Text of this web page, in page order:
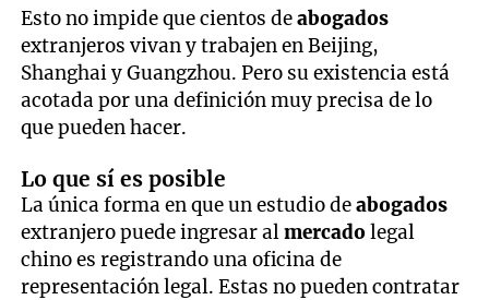
Esto no impide que cientos deabogados
extranjeros vivan y trabajen en Beijing,
Shanghai y Guangzhou. Pero su existencia está
acotada por una definición muy precisa de lo
que pueden hacer.
Lo que sí es posible
La única forma en que un estudio deabogados
extranjero puede ingresar almercadolegal
chino es registrando una oficina de
representación legal. Estas no pueden contratar